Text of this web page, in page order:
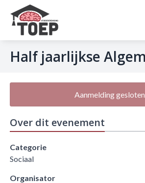
Aanmelding gesloten
Over dit evenement
Categorie
Sociaal
Organisator